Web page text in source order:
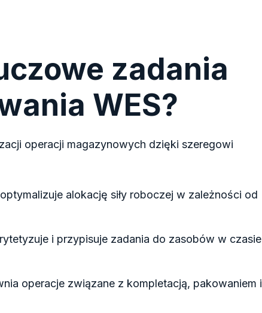
zadania
WES?
operacji magazynowych dzięki szeregowi
optymalizuje alokację siły roboczej w zależności od
i przypisuje zadania do zasobów w czasie
operacje związane z kompletacją, pakowaniem i